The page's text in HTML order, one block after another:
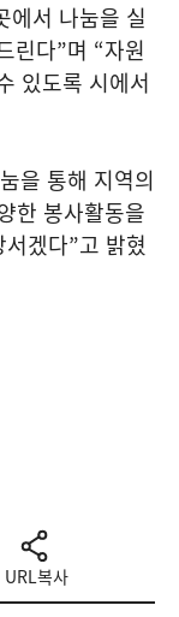
에서 나눔을 실
린다”며 “자원
있도록 시에서
을 통해 지역의
한 봉사활동을
겠다”고 밝혔
URL복사